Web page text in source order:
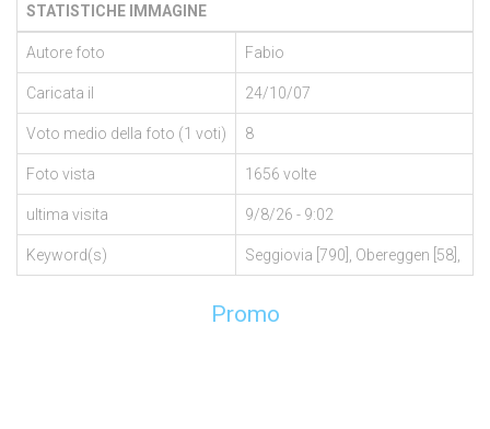
STATISTICHE IMMAGINE
Autore foto Fabio
Caricata il 24/10/07
Voto medio della foto (1 voti) 8
Foto vista 1656 volte
ultima visita 9/8/26 - 9:02
Keyword(s) Seggiovia [790], Obereggen [58],
Promo